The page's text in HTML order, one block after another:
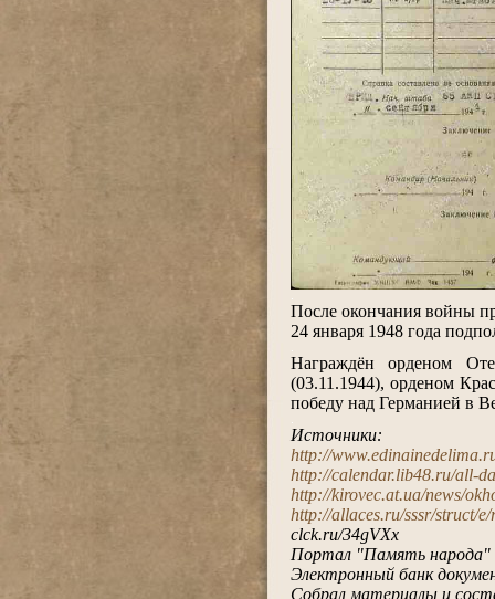
После окончания войны
24 января 1948 года
Награждён орденом
(03.11.1944), орденом
победу над Германией в
Источники:
http://
http://calendar.lib48.ru/all-
http://kirovec.at.ua/news/
http://allaces.ru/sssr/struct/
clck.ru/34gVXx
Портал "Память народа"
Электронный банк
Собрал материалы и